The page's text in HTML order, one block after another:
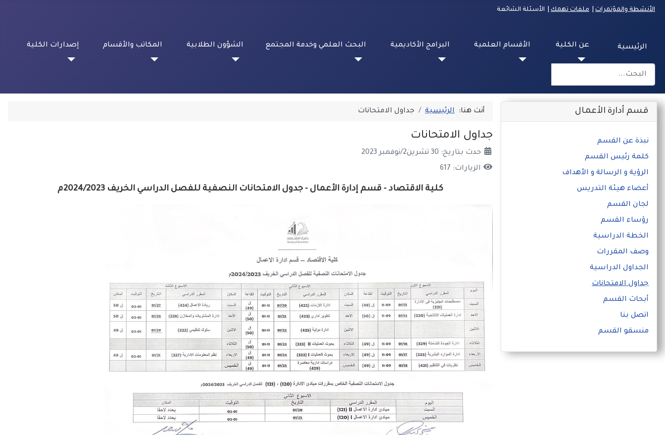
الأنشطة والمؤتمرات ملفات تهمك | الأسئلة الشائعة
الرئيسية عن الكلية الأقسام العلمية البرامج الأكاديمية البحث العلمي وخدمة المجتمع الشؤون الطلابية المكاتب والأقسام إصدارات الكلية
قسم أدارة الأعمال
نبذة عن القسم
كلمة رئيس القسم
الرؤية و الرسالة و الأهداف
أعضاء هيئة التدريس
لجان القسم
رؤساء القسم
الخطة الدراسية
وصف المقررات
الجداول الدراسية
جداول الامتحانات
أبحاث القسم
اتصل بنا
منسقو القسم
أنت هنا: الرئيسية جداول الامتحانات
جداول الامتحانات
حدث بتاريخ: 30 تشرين2/نوفمبر 2023
الزيارات: 617
كلية الاقتصاد - قسم إدارة الأعمال - جدول الامتحانات النصفية للفصل الدراسي الخريف 2024/2023م